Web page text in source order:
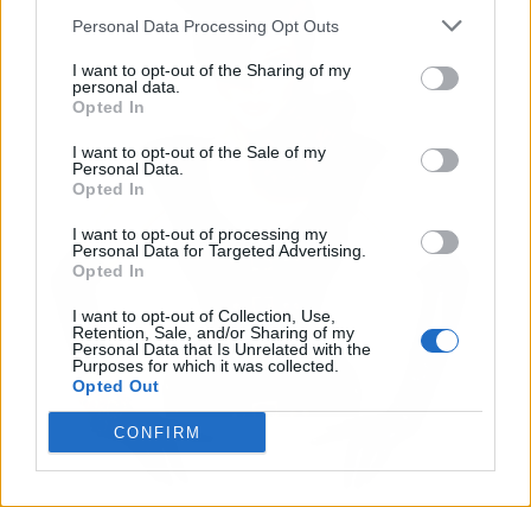
Personal Data Processing Opt Outs
I want to opt-out of the Sharing of my
personal data.
Opted In
I want to opt-out of the Sale of my
Personal Data.
Opted In
I want to opt-out of processing my
Personal Data for Targeted Advertising.
Opted In
I want to opt-out of Collection, Use,
Retention, Sale, and/or Sharing of my
Personal Data that Is Unrelated with the
Purposes for which it was collected.
Opted Out
CONFIRM